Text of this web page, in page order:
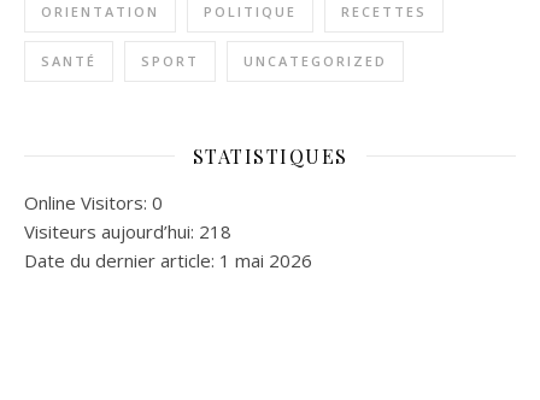
ORIENTATION POLITIQUE RECETTES
SANTÉ SPORT UNCATEGORIZED
STATISTIQUES
Online Visitors: 0
Visiteurs aujourd’hui: 218
Date du dernier article: 1 mai 2026